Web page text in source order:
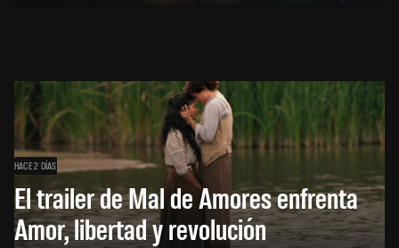
HACE 2 DÍAS
El trailer de Mal de Amores enfrenta
Amor, libertad y revolución